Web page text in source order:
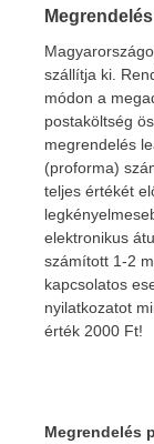
szállítja ki.
módon a
postaköltség
megrendelés
(proforma)
teljes értékét
elektronikus
számított 1-2
kapcsolatos
nyilatkozatot
érték 2000 Ft!
Megrendelés